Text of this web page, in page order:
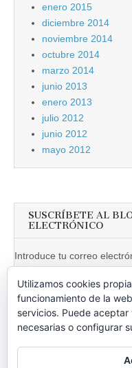
enero 2015
diciembre 2014
noviembre 2014
octubre 2014
marzo 2014
junio 2013
enero 2013
julio 2012
junio 2012
mayo 2012
SUSCRÍBETE AL
ELECTRÓNICO
Introduce tu correo
Dirección
de
email
Utilizamos cookies
funcionamiento de la
servicios. Puede
necesarias o configurar